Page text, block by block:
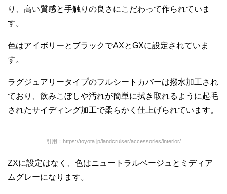
り、高い質感と手触りの良さにこだわって作られていま
す。
色はアイボリーとブラックでAXとGXに設定されていま
す。
ラグジュアリータイプのフルシートカバーは撥水加工され
ており、飲みこぼしや汚れが簡単に拭き取れるように起毛
されたサイディング加工で柔らかく仕上げられています。
引用：https://toyota.jp/landcruiser/accessories/interior/
ZXに設定はなく、色はニュートラルベージュとミディア
ムグレーになります。